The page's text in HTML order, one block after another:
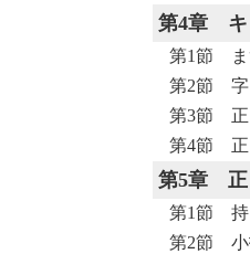
第4章
第1節 ま
第2節 字
第3節 正
第4節 正
第5章
第1節 持
第2節 小